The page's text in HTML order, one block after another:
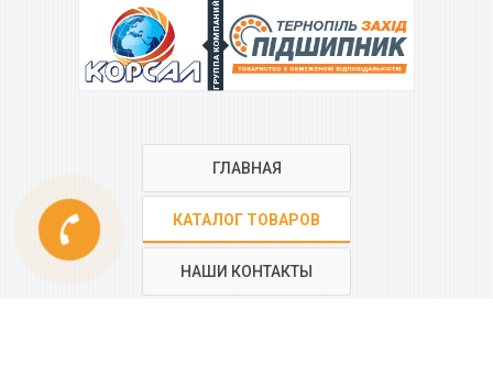
phone
ГРУППА КОМПАНИЙ
ГЛАВНАЯ
КАТАЛОГ ТОВАРОВ
НАШИ КОНТАКТЫ